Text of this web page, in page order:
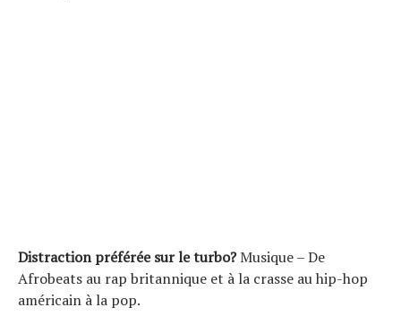
Distraction préférée sur le turbo?Musique – De
Afrobeats au rap britannique et à la crasse au hip-hop
américain à la pop.